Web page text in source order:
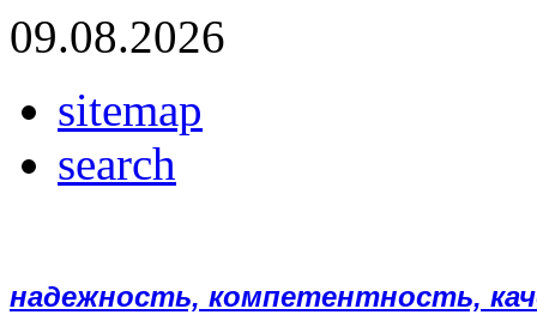
09.08.2026
sitemap
search
надежность, компетентность,